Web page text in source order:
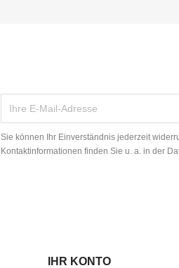
Sie können Ihr Einverständnis jederzeit
Kontaktinformationen finden Sie u. a. in der
IHR KONTO